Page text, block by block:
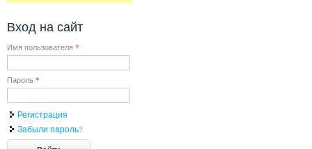
Вход на сайт
Имя пользователя *
Пароль *
Регистрация
Забыли пароль?